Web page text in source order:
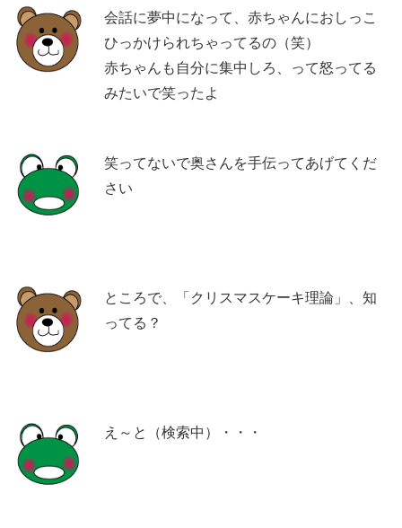
会話に夢中になって、赤ちゃんにおしっこ
ひっかけられちゃってるの（笑）
赤ちゃんも自分に集中しろ、って怒ってる
みたいで笑ったよ
笑ってないで奥さんを手伝ってあげてくだ
さい
ところで、「クリスマスケーキ理論」、知
ってる？
え～と（検索中）・・・